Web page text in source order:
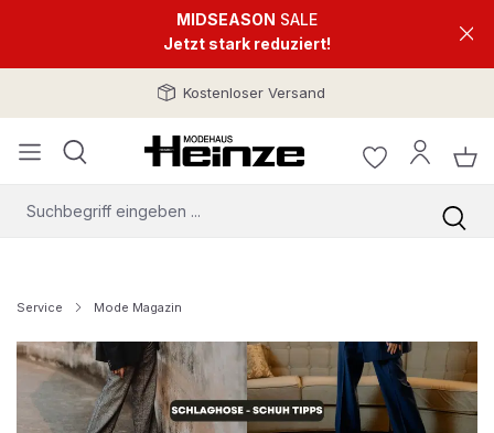
MIDSEASON SALE
Jetzt stark reduziert!
Kostenloser Versand
Service Mode Magazin